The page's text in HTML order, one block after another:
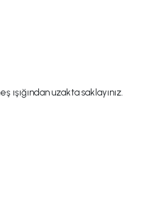
uzakta saklayınız.